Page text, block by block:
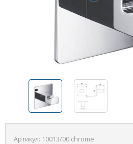
Артикул: 10013/00 chrome